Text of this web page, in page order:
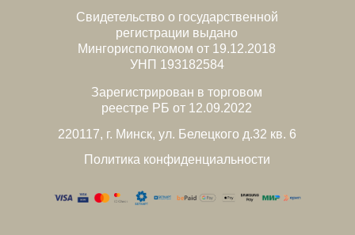
Политика конфиденциальности
Свидетельство о государственной
регистрации выдано
Мингорисполкомом от 19.12.2018
УНП 193182584
220117, г. Минск, ул. Белецкого д.32 кв. 6
Зарегистрирован в торговом
реестре РБ от 12.09.2022